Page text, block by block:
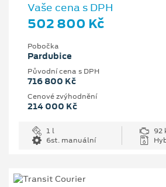
Vaše cena s DPH
502 800 Kč
Pobočka
Pardubice
Původní cena s DPH
716 800 Kč
Cenové zvýhodnění
214 000 Kč
1 l
92
6st. manuální